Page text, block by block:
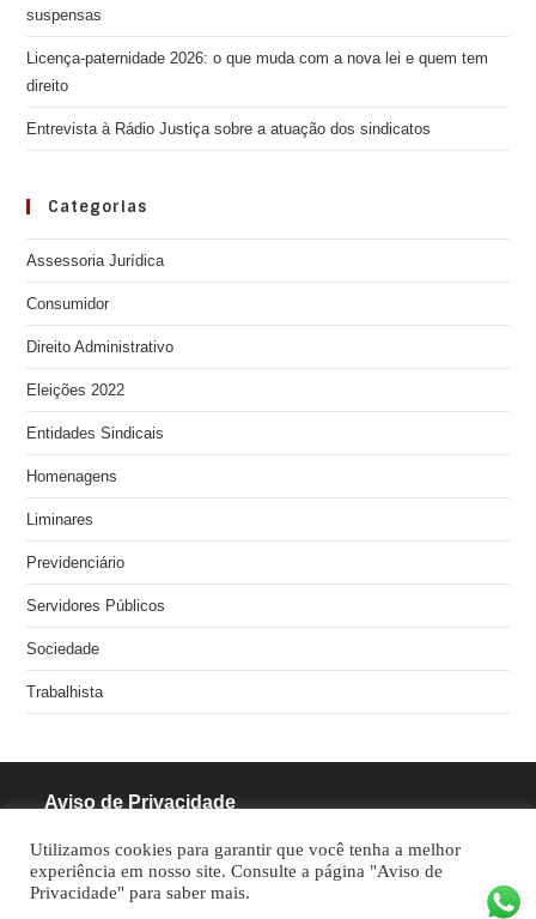
suspensas
Licença-paternidade 2026: o que muda com a nova lei e quem tem
direito
Entrevista à Rádio Justiça sobre a atuação dos sindicatos
Categorias
Assessoria Jurídica
Consumidor
Direito Administrativo
Eleições 2022
Entidades Sindicais
Homenagens
Liminares
Previdenciário
Servidores Públicos
Sociedade
Trabalhista
Aviso de Privacidade
RODRIGUES PINHEIRO ADVOCACIA S/S
Utilizamos cookies para garantir que você tenha a melhor
experiência em nosso site. Consulte a página "Aviso de
Privacidade" para saber mais.